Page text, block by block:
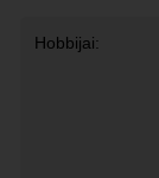
Hobbijai: